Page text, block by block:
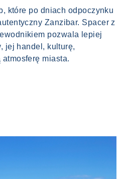
które po dniach odpoczynku
Zanzibar. Spacer z
pozwala lepiej
jej handel, kulturę,
miasta.